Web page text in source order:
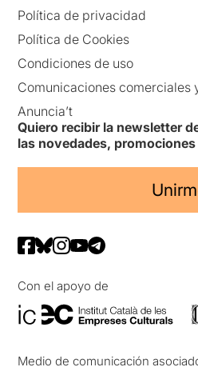
Política de privacidad
Política de Cookies
Condiciones de uso
Comunicaciones comerciales
Anuncia’t
Quiero recibir la newsletter
las novedades,
Con el apoyo de
Medio de comunicación